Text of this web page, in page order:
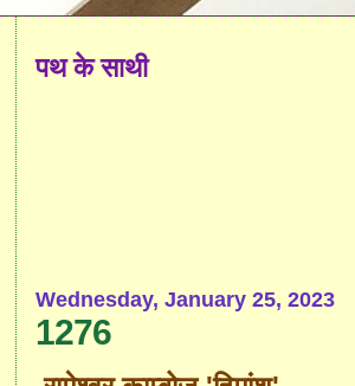
पथ के साथी
Wednesday, January 25, 2023
1276